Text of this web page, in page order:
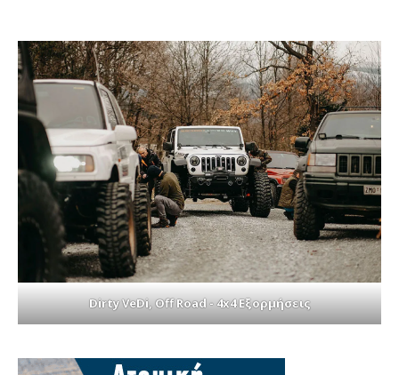
Dirty VeDi, Off Road - 4x4 Εξορμήσεις